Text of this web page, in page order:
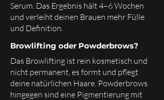
Serum. Das Ergebnis hält 4–6 Wochen
und verleiht deinen Brauen mehr Fülle
und Definition.
Browlifting oder Powderbrows?
Das Browlifting ist rein kosmetisch und
nicht permanent, es formt und pflegt
deine natürlichen Haare. Powderbrows
hingegen sind eine Pigmentierung mit